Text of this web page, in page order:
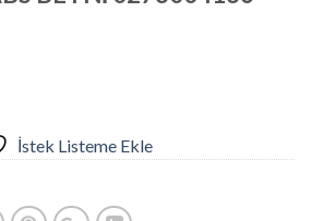
İstek Listeme Ekle